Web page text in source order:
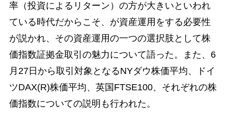
率（投資によるリターン）の方が大きいといわれ
ている時代だからこそ、が資産運用をする必要性
が説かれ、その資産運用の一つの選択肢として株
価指数証拠金取引の魅力について語った。また、6
月27日から取引対象となるNYダウ株価平均、ドイ
ツDAX(R)株価平均、英国FTSE100、それぞれの株
価指数についての説明も行われた。